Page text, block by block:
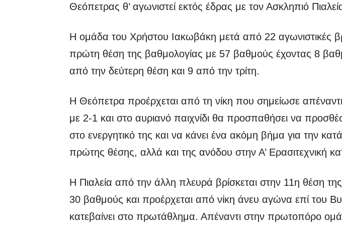
Θεόπετρας θ’ αγωνιστεί εκτός έδρας με τον Ασκληπιό
Η ομάδα του Χρήστου Ιακωβάκη μετά από 22 αγωνιστικές
πρώτη θέση της βαθμολογίας με 57 βαθμούς έχοντας 8
από την δεύτερη θέση και 9 από την τρίτη.
Η Θεόπετρα προέρχεται από τη νίκη που σημείωσε απέναντι
με 2-1 και στο αυριανό παιχνίδι θα προσπαθήσει να
στο ενεργητικό της και να κάνει ένα ακόμη βήμα για την
πρώτης θέσης, αλλά και της ανόδου στην Α’ Ερασιτεχνική
Η Πιαλεία από την άλλη πλευρά βρίσκεται στην 11η θέση
30 βαθμούς και προέρχεται από νίκη άνευ αγώνα επί του
κατεβαίνει στο πρωτάθλημα. Απέναντι στην πρωτοπόρο